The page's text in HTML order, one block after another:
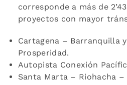
corresponde a más de
proyectos con mayor
Cartagena – Barranquilla
Prosperidad.
Autopista Conexión
Santa Marta – Riohacha –